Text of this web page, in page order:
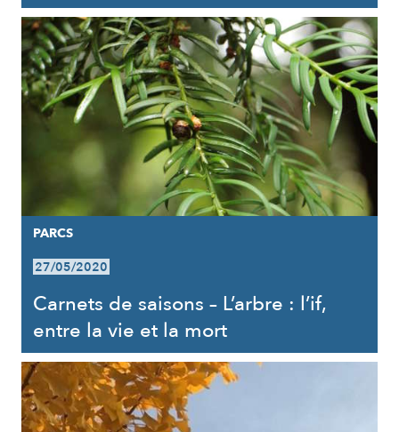
PARCS
27/05/2020
Carnets de saisons – L’arbre : l’if,
entre la vie et la mort